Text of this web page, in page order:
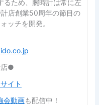
るため、腕時計は常に左
店創業50周年の節目の
ッチを開発。
店●
イト
会動画も配信中！